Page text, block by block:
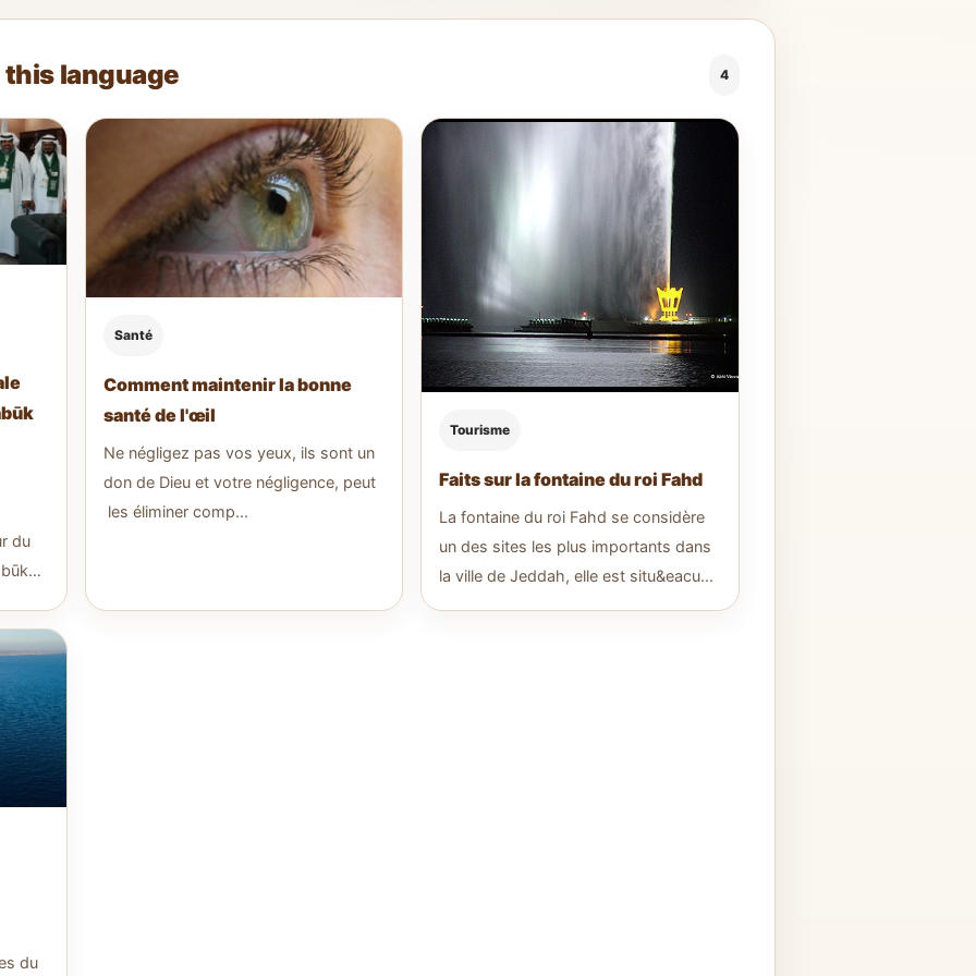
language 4
du
Santé
Comment maintenir la bonne
santé de l'œil
Ne négligez pas vos yeux, ils sont un
don de Dieu et votre négligence, peut
les éliminer comp...
Tourisme
Faits sur la fontaine du roi Fahd
La fontaine du roi Fahd se considère
un des sites les plus importants dans
la ville de Jeddah, elle est situ&eacu...
du